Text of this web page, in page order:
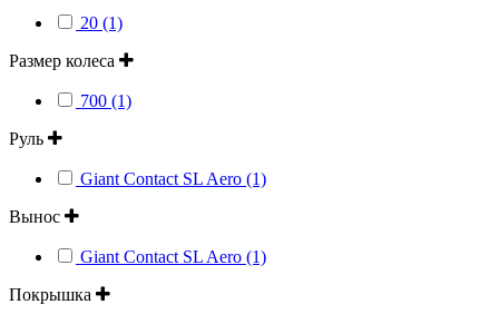
20 (1)
Размер колеса
700 (1)
Руль
Giant Contact SL Aero (1)
Вынос
Giant Contact SL Aero (1)
Покрышка